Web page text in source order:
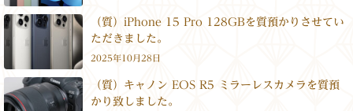
（質）iPhone 15 Pro 128GBを質預かりさせてい
ただきました。
2025年10月28日
（質）キャノン EOS R5 ミラーレスカメラを質預
かり致しました。